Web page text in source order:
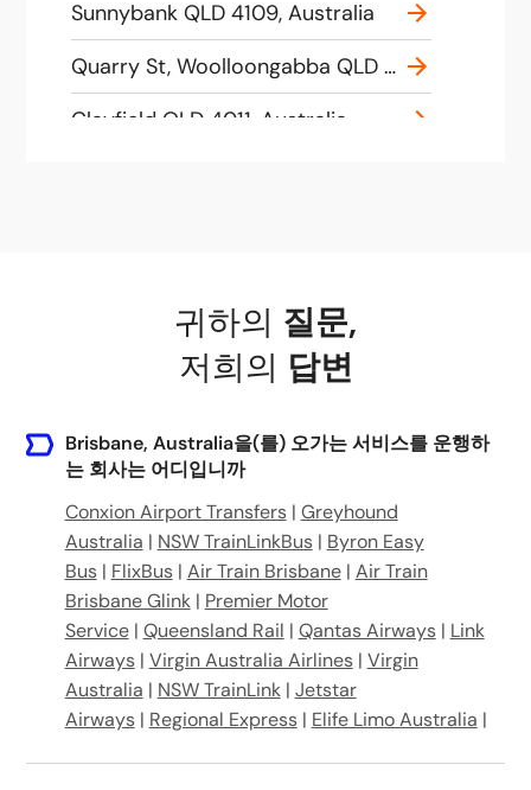
Sunnybank QLD 4109, Australia
Quarry St, Woolloongabba QLD 4102, Australia
Clayfield QLD 4011, Australia
Loganlea QLD 4131, Australia
Grey St, South Brisbane QLD 4101, Australia
Cnr Watt & Ruthven Street, Corinda, Queensland 4075, Australia
귀하의 질문,
저희의 답변
Brisbane, Australia을(를) 오가는 서비스를 운행하
는 회사는 어디입니까
Conxion Airport Transfers| Greyhound
Australia | NSW TrainLinkBus| Byron Easy
Bus| FlixBus| Air Train Brisbane| Air Train
Brisbane Glink| Premier Motor
Service| Queensland Rail | Qantas Airways| Link
Airways| Virgin Australia Airlines| Virgin
Australia | NSW TrainLink| Jetstar
Airways| Regional Express| Elife Limo Australia |